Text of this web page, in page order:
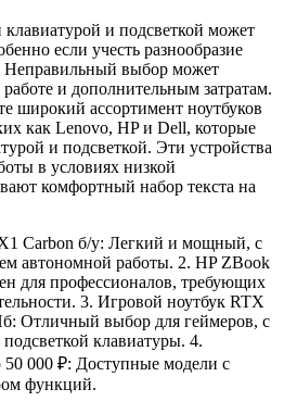
и подсветкой может
если учесть разнообразие
Неправильный выбор может
и дополнительным затратам.
широкий ассортимент ноутбуков
как Lenovo, HP и Dell, которые
и подсветкой. Эти устройства
в условиях низкой
комфортный набор текста на
Carbon б/у: Легкий и мощный, с
автономной работы. 2. HP ZBook
для профессионалов, требующих
3. Игровой ноутбук RTX
Отличный выбор для геймеров, с
клавиатуры. 4.
000 ₽: Доступные модели с
функций.